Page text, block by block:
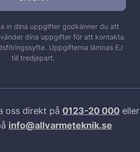
in dina uppgifter godkänner du att
dina uppgifter för att kontakta
Uppgifterna lämnas EJ
till tredjepart.
oss direkt på 0123-20 000 eller
info@allvarmeteknik.se